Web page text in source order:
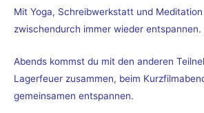
Mit Yoga, Schreibwerkstatt und
zwischendurch immer wieder entspannen.
Abends kommst du mit den anderen
Lagerfeuer zusammen, beim
gemeinsamen entspannen.